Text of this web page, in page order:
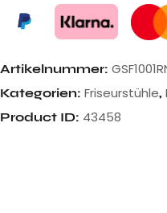
Artikelnummer:
Kategorien: Friseurstühle,
Product ID: 43458